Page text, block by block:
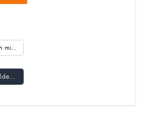
an
Amazon an